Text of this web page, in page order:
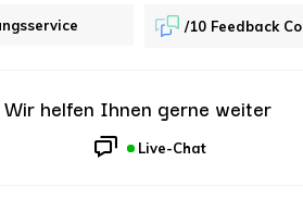
/10 Feedback
Wir helfen Ihnen gerne weiter
Live-Chat